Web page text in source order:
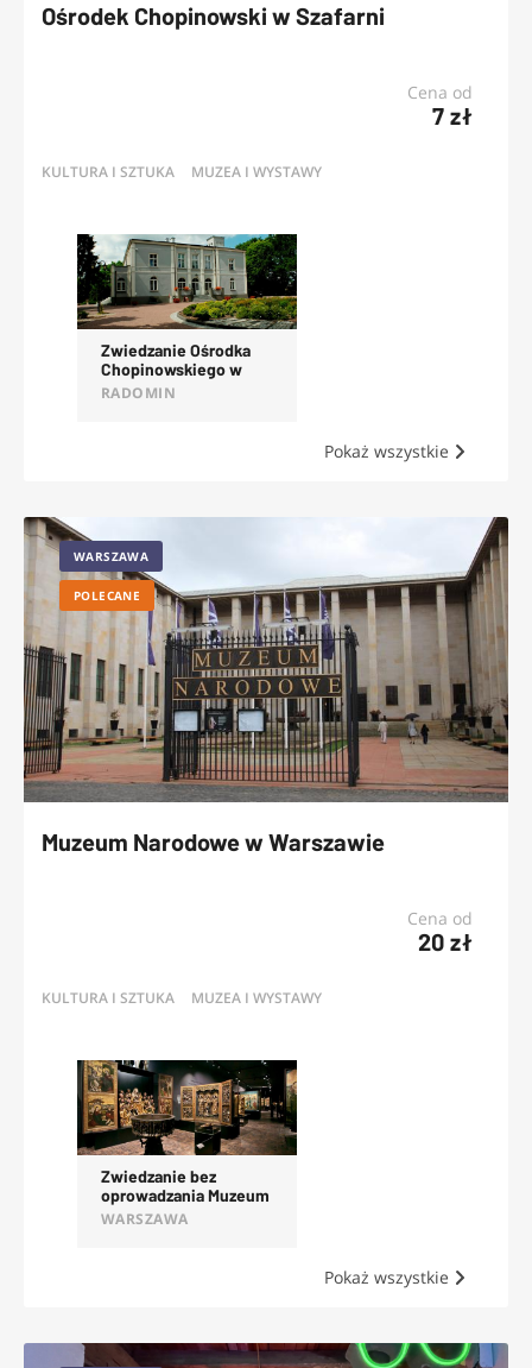
Ośrodek Chopinowski w Szafarni
Cena od
7 zł
KULTURA I SZTUKA MUZEA I WYSTAWY
Zwiedzanie Ośrodka
Chopinowskiego w
Szafarni
RADOMIN
Pokaż wszystkie
WARSZAWA
POLECANE
Muzeum Narodowe w Warszawie
Cena od
20 zł
KULTURA I SZTUKA MUZEA I WYSTAWY
Zwiedzanie bez
oprowadzania Muzeum
Narodowego w
WARSZAWA
Pokaż wszystkie